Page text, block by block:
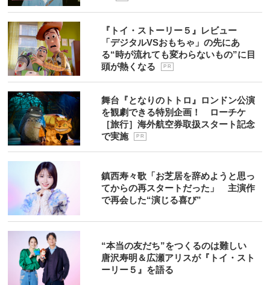
『トイ・ストーリー５』レビュー
「デジタルVSおもちゃ」の先にあ
る“時が流れても変わらないもの”に目
頭が熱くなる
P R
舞台『となりのトトロ』ロンドン公演
を観劇できる特別企画！ ローチケ
［旅行］海外航空券取扱スタート記念
で実施
P R
鎮西寿々歌「お芝居を辞めようと思っ
てからの再スタートだった」 主演作
で再会した“演じる喜び”
“本当の友だち”をつくるのは難しい
唐沢寿明＆広瀬アリスが『トイ・スト
ーリー５』を語る